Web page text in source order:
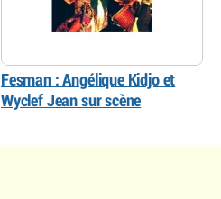
Fesman : Angélique Kidjo et
Wyclef Jean sur scène